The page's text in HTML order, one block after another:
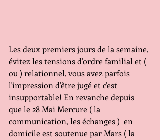
Les deux premiers jours de la semaine,
évitez les tensions d'ordre familial et (
ou ) relationnel, vous avez parfois
l'impression d'être jugé et c'est
insupportable! En revanche depuis
que le 28 Mai Mercure ( la
communication, les échanges )  en
domicile est soutenue par Mars ( la